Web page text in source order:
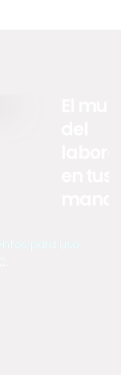
para uso